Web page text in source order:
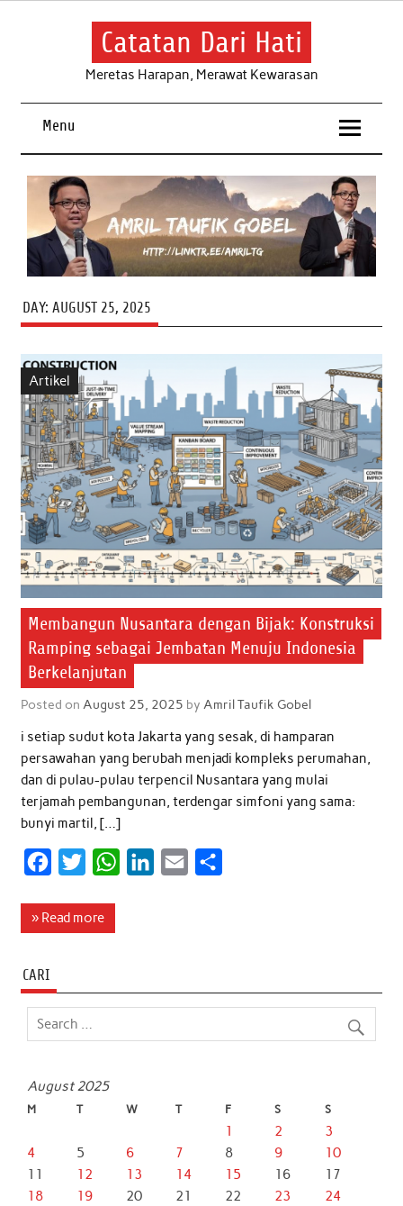
Skip
Catatan Dari Hati
Meretas Harapan, Merawat Kewarasan
Menu
DAY: AUGUST 25, 2025
Artikel
Membangun Nusantara dengan Bijak: Konstruksi
Ramping sebagai Jembatan Menuju Indonesia
Berkelanjutan
Posted on August 25, 2025 by Amril Taufik Gobel
i setiap sudut kota Jakarta yang sesak, di hamparan
persawahan yang berubah menjadi kompleks perumahan,
dan di pulau-pulau terpencil Nusantara yang mulai
terjamah pembangunan, terdengar simfoni yang sama:
bunyi martil, […]
c
o
o
i
e
r
W
A
d
» Read more
CARI
August 2025
M T W T F S S
1 2
3
4
5 6 7 8 9
10
11
12 13 14 15 16
17
18
19 20 21 22 23
24